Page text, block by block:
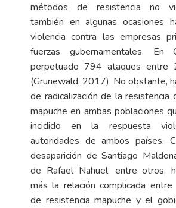
métodos de resistencia no
también en algunas ocasiones
violencia contra las empresas
fuerzas gubernamentales.
perpetuado 794 ataques
(Grunewald, 2017). No obstante,
de radicalización de la resistencia
mapuche en ambas poblaciones
incidido en la respuesta
autoridades de ambos países.
desaparición de Santiago
de Rafael Nahuel, entre otros,
más la relación complicada entre
de resistencia mapuche y el